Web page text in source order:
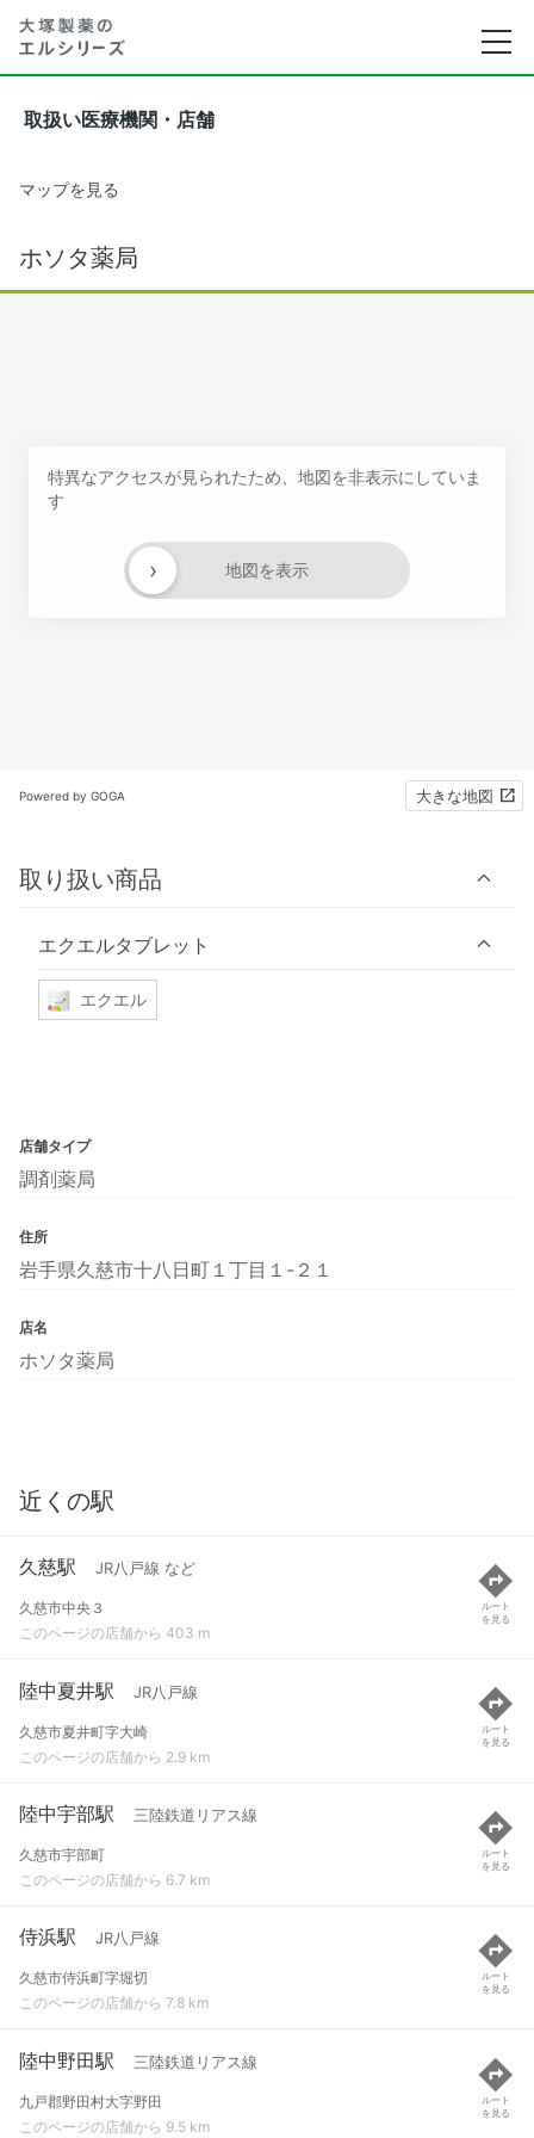
取扱い医療機関・店舗
マップを見る
ホソタ薬局
特異なアクセスが見られたため、地図を非表示にしていま
す
地図を表示
›
Powered by GOGA 大きな地図
取り扱い商品
エクエルタブレット
エクエル
店舗タイプ
調剤薬局
住所
岩手県久慈市十八日町１丁目１-２１
店名
ホソタ薬局
近くの駅
久慈駅 JR八戸線 など
久慈市中央３
このページの店舗から 403 m
ルート
を見る
陸中夏井駅 JR八戸線
久慈市夏井町字大崎
このページの店舗から 2.9 km
ルート
を見る
陸中宇部駅 三陸鉄道リアス線
久慈市宇部町
このページの店舗から 6.7 km
ルート
を見る
侍浜駅 JR八戸線
久慈市侍浜町字堀切
このページの店舗から 7.8 km
ルート
を見る
陸中野田駅 三陸鉄道リアス線
九戸郡野田村大字野田
このページの店舗から 9.5 km
ルート
を見る